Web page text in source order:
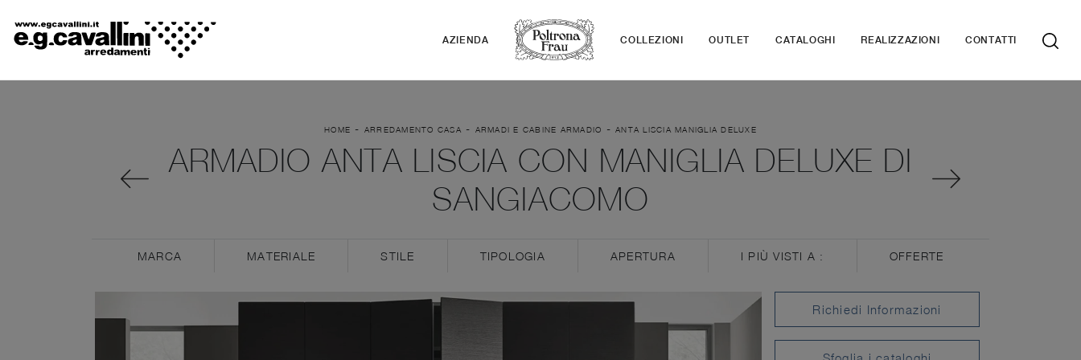
AZIENDA COLLEZIONI OUTLET CATALOGHI REALIZZAZIONI CONTATTI
HOME - ARREDAMENTO CASA - ARMADI E CABINE ARMADIO -ANTA LISCIA MANIGLIA DELUXE
ARMADIO ANTA LISCIA CON MANIGLIA DELUXE DI
SANGIACOMO
MARCA MATERIALE STILE TIPOLOGIA APERTURA I PIÙ VISTI A : OFFERTE
Richiedi Informazioni